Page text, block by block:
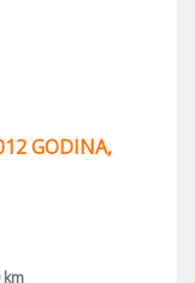
GODINA,
km